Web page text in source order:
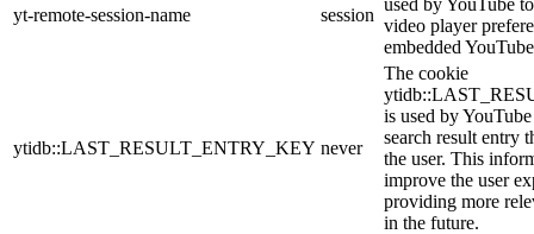
yt-remote-session-name session
video player
embedded
ytidb::LAST_RESULT_ENTRY_KEY never
The cookie
is used by
search result entry
the user. This
improve the user
providing more
in the future.